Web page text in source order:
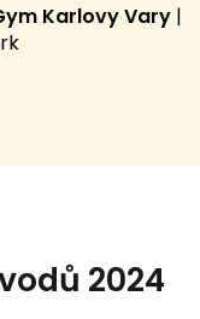
Karlovy Vary |
2024